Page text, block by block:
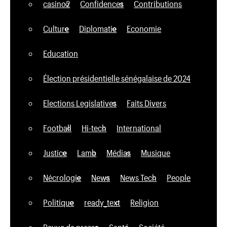
casino2 Confidences Contributions
Culture Diplomatie Economie
Education
Élection présidentielle sénégalaise de 2024
Elections Legislatives Faits Divers
Football Hi-tech International
Justice Lamb Médias Musique
Nécrologie News News Tech People
Politique ready_text Religion